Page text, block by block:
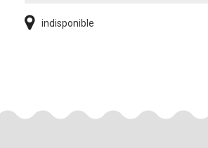
indisponible